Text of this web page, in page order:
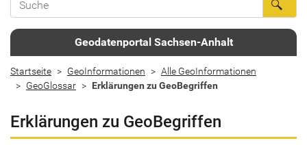
Geodatenportal Sachsen-Anhalt
Startseite GeoInformationen
Alle GeoInformationen
GeoGlossar
Erklärungen zu GeoBegriffen
Erklärungen zu GeoBegriffen